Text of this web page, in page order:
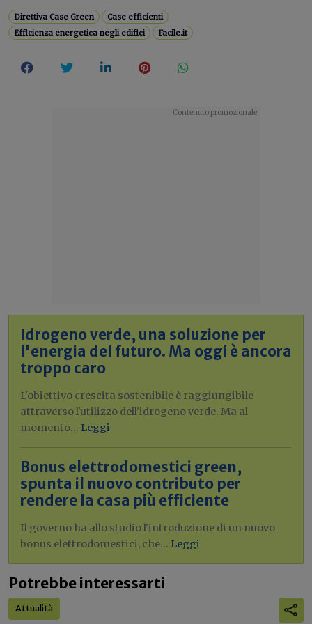
Direttiva Case Green
Case efficienti
Efficienza energetica negli edifici
Facile.it
Idrogeno verde, una soluzione per
l'energia del futuro. Ma oggi è ancora
troppo caro
L'obiettivo crescita sostenibile è raggiungibile
attraverso l'utilizzo dell'idrogeno verde. Ma al
momento... Leggi
Bonus elettrodomestici green,
spunta il nuovo contributo per
rendere la casa più efficiente
Il governo ha allo studio l'introduzione di un nuovo
bonus elettrodomestici, che... Leggi
Potrebbe interessarti
Attualità